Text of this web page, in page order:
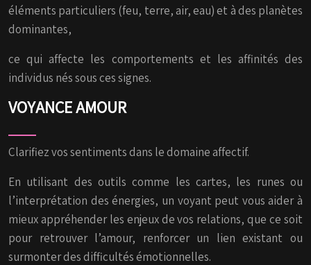
éléments particuliers (feu, terre, air, eau) et à des planètes
dominantes,
ce qui affecte les comportements et les affinités des
individus nés sous ces signes.
VOYANCE AMOUR
Clarifiez vos sentiments dans le domaine affectif.
En utilisant des outils comme les cartes, les runes ou
l’interprétation des énergies, un voyant peut vous aider à
mieux appréhender les enjeux de vos relations, que ce soit
pour retrouver l’amour, renforcer un lien existant ou
surmonter des difficultés émotionnelles.